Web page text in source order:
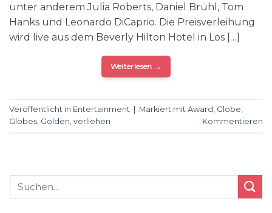
unter anderem Julia Roberts, Daniel Brühl, Tom
Hanks und Leonardo DiCaprio. Die Preisverleihung
wird live aus dem Beverly Hilton Hotel in Los […]
Weiterlesen →
Veröffentlicht in Entertainment Markiert mit Award , Globe,
Globes, Golden, verliehen Kommentieren